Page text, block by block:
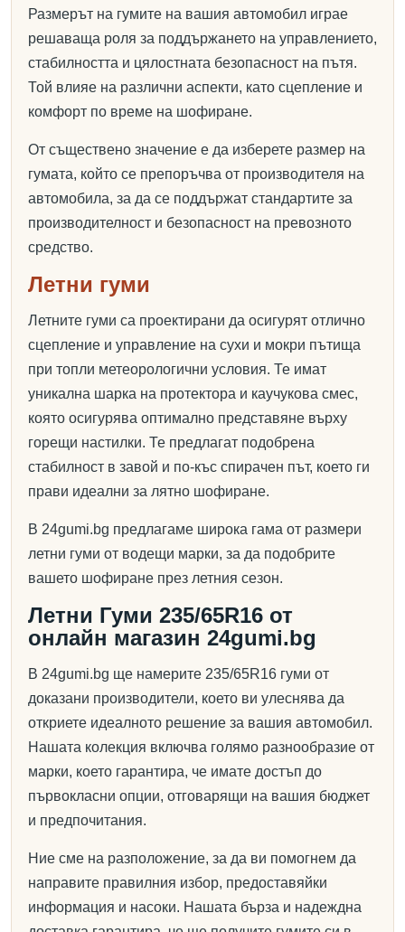
Размерът на гумите на вашия автомобил играе
решаваща роля за поддържането на управлението,
стабилността и цялостната безопасност на пътя.
Той влияе на различни аспекти, като сцепление и
комфорт по време на шофиране.
От съществено значение е да изберете размер на
гумата, който се препоръчва от производителя на
автомобила, за да се поддържат стандартите за
производителност и безопасност на превозното
средство.
Летни гуми
Летните гуми са проектирани да осигурят отлично
сцепление и управление на сухи и мокри пътища
при топли метеорологични условия. Те имат
уникална шарка на протектора и каучукова смес,
която осигурява оптимално представяне върху
горещи настилки. Те предлагат подобрена
стабилност в завой и по-къс спирачен път, което ги
прави идеални за лятно шофиране.
В 24gumi.bg предлагаме широка гама от размери
летни гуми от водещи марки, за да подобрите
вашето шофиране през летния сезон.
Летни Гуми 235/65R16 от
онлайн магазин 24gumi.bg
В 24gumi.bg ще намерите 235/65R16 гуми от
доказани производители, което ви улеснява да
откриете идеалното решение за вашия автомобил.
Нашата колекция включва голямо разнообразие от
марки, което гарантира, че имате достъп до
първокласни опции, отговарящи на вашия бюджет
и предпочитания.
Ние сме на разположение, за да ви помогнем да
направите правилния избор, предоставяйки
информация и насоки. Нашата бърза и надеждна